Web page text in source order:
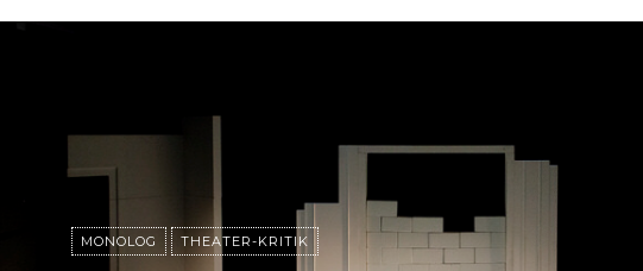
MONOLOG THEATER-KRITIK